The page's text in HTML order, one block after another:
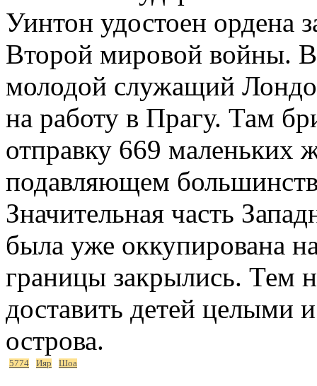
Уинтон удостоен ордена
Второй мировой войны. В
молодой служащий
на работу в Прагу. Там
отправку 669 маленьких
подавляющем
Значительная часть
была уже оккупирована
границы закрылись. Тем
доставить детей целыми
острова.
5774 Ияр Шоа